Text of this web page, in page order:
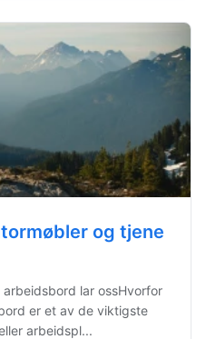
og tjene
lar ossHvorfor
er et av de viktigste
arbeidspl...